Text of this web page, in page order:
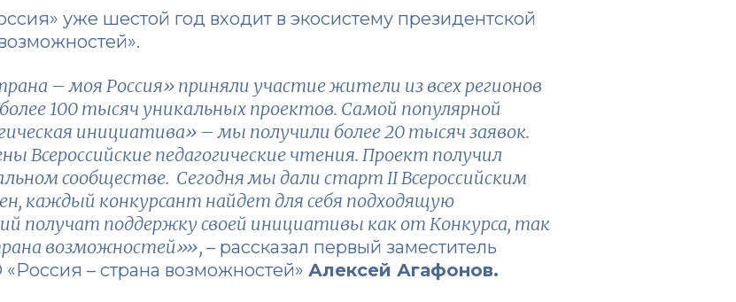
уже шестой год входит в экосистему президентской
– моя Россия» приняли участие жители из всех регионов
100 тысяч уникальных проектов. Самой популярной
инициатива» – мы получили более 20 тысяч заявок.
Всероссийские педагогические чтения. Проект получил
сообществе. Сегодня мы дали старт II Всероссийским
каждый конкурсант найдет для себя подходящую
получат поддержку своей инициативы как от Конкурса, так
возможностей»», – рассказал первый заместитель
– страна возможностей» Алексей Агафонов.